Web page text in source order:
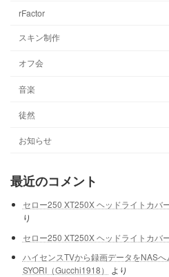
rFactor
スキン制作
オフ会
音楽
徒然
お知らせ
最近のコメント
セロー250 XT250X ヘッドライトカバ
り
セロー250 XT250X ヘッドライトカバ
ハイセンスTVから録画データをNAS
SYORI（Gucchi1918）
より